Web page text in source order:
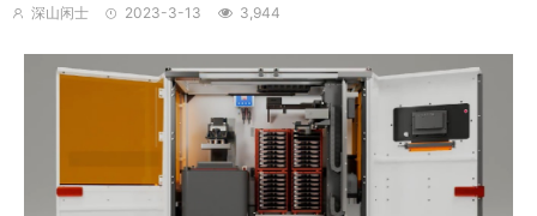
深山闲士 2023-3-13 3,944